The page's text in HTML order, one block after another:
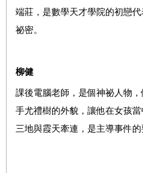
端莊，是數學天才學院的初戀
祕密。
柳健
課後電腦老師，是個神祕人物
手尤禮樹的外貌，讓他在女孩
三地與霞天牽連，是主導事件的